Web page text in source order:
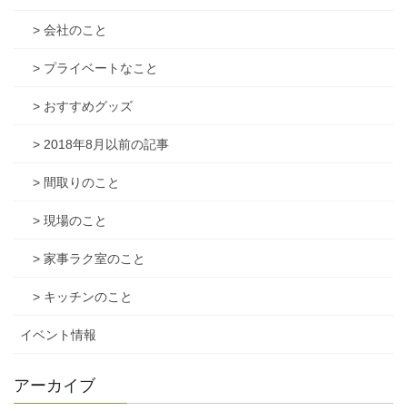
> 会社のこと
> プライベートなこと
> おすすめグッズ
> 2018年8月以前の記事
> 間取りのこと
> 現場のこと
> 家事ラク室のこと
> キッチンのこと
イベント情報
アーカイブ